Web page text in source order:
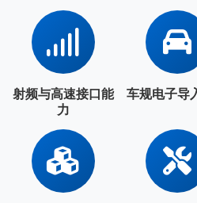
射频与高速接口能
力
车规电子导